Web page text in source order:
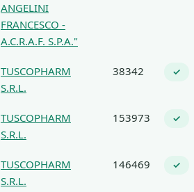
ANGELINI
FRANCESCO -
A.C.R.A.F. S.P.A."
TUSCOPHARM
S.R.L.
38342 ✓
TUSCOPHARM
S.R.L.
153973 ✓
TUSCOPHARM
S.R.L.
146469 ✓